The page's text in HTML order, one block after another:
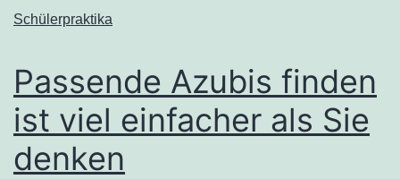
Schülerpraktika
Passende Azubis finden
ist viel einfacher als Sie
denken